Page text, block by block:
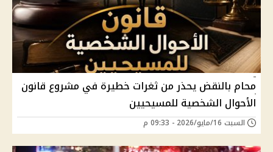
محام بالنقض يحذر من ثغرات خطيرة في مشروع قانون
الأحوال الشخصية للمسيحيين
السبت 16/مايو/2026 - 09:33 م